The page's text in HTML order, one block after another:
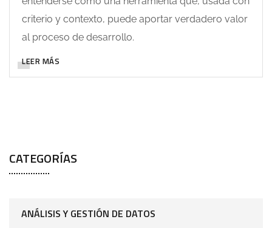
criterio y contexto, puede aportar verdadero valor
al proceso de desarrollo.
LEER MÁS
CATEGORÍAS
ANÁLISIS Y GESTIÓN DE DATOS